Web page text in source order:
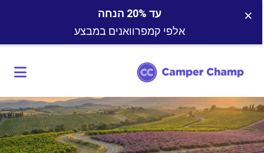
עד 20% הנחה
אלפי קמפרוואנים במבצע
×